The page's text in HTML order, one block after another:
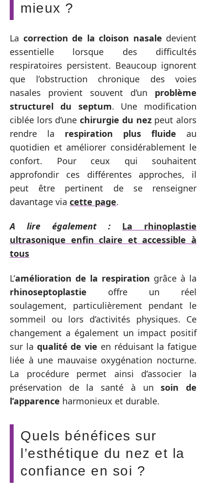
mieux ?
La correction de la cloison nasale devient
essentielle lorsque des difficultés
respiratoires persistent. Beaucoup ignorent
que l’obstruction chronique des voies
nasales provient souvent d’un problème
structurel du septum. Une modification
ciblée lors d’unechirurgie du nezpeut alors
rendre la respiration plus fluide au
quotidien et améliorer considérablement le
confort. Pour ceux qui souhaitent
approfondir ces différentes approches, il
peut être pertinent de se renseigner
davantage via cette page.
A lire également :
La rhinoplastie
ultrasonique enfin claire et accessible à
tous
L’amélioration de la respiration grâce à la
rhinoseptoplastie offre un réel
soulagement, particulièrement pendant le
sommeil ou lors d’activités physiques. Ce
changement a également un impact positif
sur la qualité de vie en réduisant la fatigue
liée à une mauvaise oxygénation nocturne.
La procédure permet ainsi d’associer la
préservation de la santé à unsoin de
l’apparence harmonieux et durable.
Quels bénéfices sur
l’esthétique du nez et la
confiance en soi ?